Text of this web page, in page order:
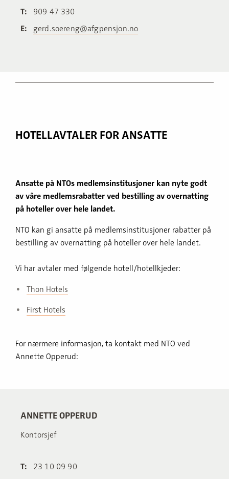
T:
909 47 330
E:
gerd.soereng@afgpensjon.no
HOTELLAVTALER FOR ANSATTE
Ansatte på NTOs medlemsinstitusjoner kan nyte godt
av våre medlemsrabatter ved bestilling av overnatting
på hoteller over hele landet.
NTO kan gi ansatte på medlemsinstitusjoner rabatter på
bestilling av overnatting på hoteller over hele landet.
Vi har avtaler med følgende hotell/hotellkjeder:
Thon Hotels
First Hotels
For nærmere informasjon, ta kontakt med NTO ved
Annette Opperud:
ANNETTE OPPERUD
Kontorsjef
T:
23 10 09 90